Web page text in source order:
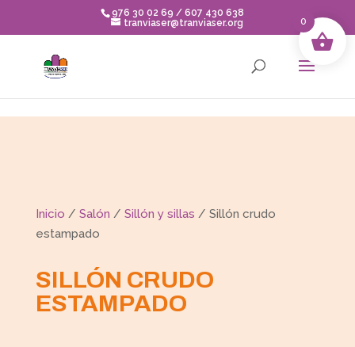
976 30 02 69 / 607 430 638
tranviaser@tranviaser.org
Inicio / Salón / Sillón y sillas / Sillón crudo
estampado
SILLÓN CRUDO
ESTAMPADO
0